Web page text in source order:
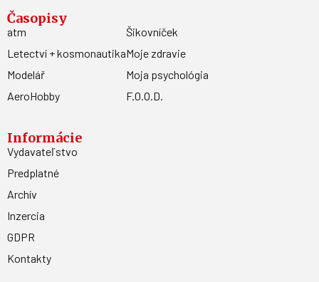
Časopisy
atm
Letectví + kosmonautika
Modelář
AeroHobby
Šikovníček
Moje zdravie
Moja psychológia
F.O.O.D.
Informácie
Vydavateľstvo
Predplatné
Archív
Inzercia
GDPR
Kontakty